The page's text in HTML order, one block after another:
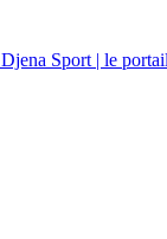
Djena Sport | le